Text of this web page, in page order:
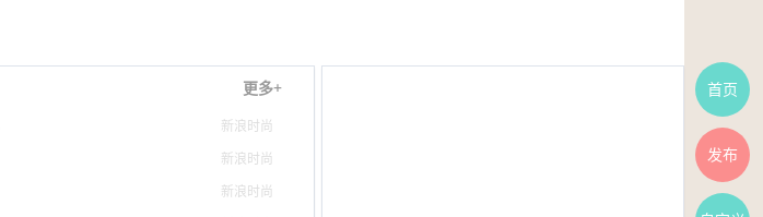
更多+
新浪时尚
新浪时尚
新浪时尚
首页
发布